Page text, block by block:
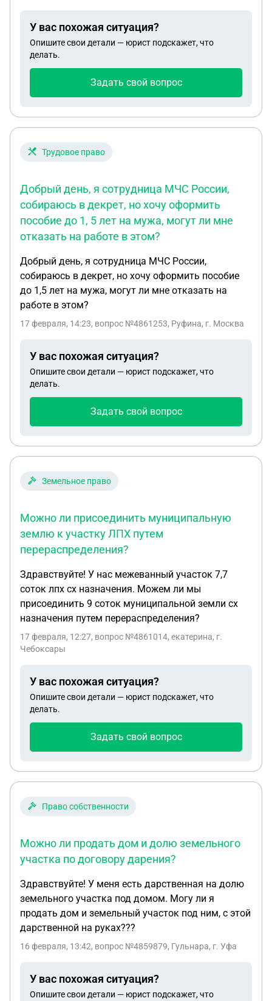
У вас похожая ситуация?
Опишите свои детали — юрист подскажет, что
делать.
Задать свой вопрос
Трудовое право
Добрый день, я сотрудница МЧС России,
собираюсь в декрет, но хочу оформить
пособие до 1, 5 лет на мужа, могут ли мне
отказать на работе в этом?
Добрый день, я сотрудница МЧС России,
собираюсь в декрет, но хочу оформить пособие
до 1,5 лет на мужа, могут ли мне отказать на
работе в этом?
17 февраля, 14:23, вопрос №4861253, Руфина, г. Москва
У вас похожая ситуация?
Опишите свои детали — юрист подскажет, что
делать.
Задать свой вопрос
Земельное право
Можно ли присоединить муниципальную
землю к участку ЛПХ путем
перераспределения?
Здравствуйте! У нас межеванный участок 7,7
соток лпх сх назначения. Можем ли мы
присоединить 9 соток муниципальной земли сх
назначения путем перераспределения?
17 февраля, 12:27, вопрос №4861014, екатерина, г.
Чебоксары
У вас похожая ситуация?
Опишите свои детали — юрист подскажет, что
делать.
Задать свой вопрос
Право собственности
Можно ли продать дом и долю земельного
участка по договору дарения?
Здравствуйте! У меня есть дарственная на долю
земельного участка под домом. Могу ли я
продать дом и земельный участок под ним, с этой
дарственной на руках???
16 февраля, 13:42, вопрос №4859879, Гульнара, г. Уфа
У вас похожая ситуация?
Опишите свои детали — юрист подскажет, что